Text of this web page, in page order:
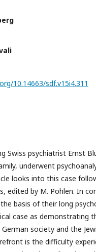
10.14663/sdf.v15i4.311
Swiss psychiatrist Ernst
underwent
looks into this case
edited by M. Pohlen. In
basis of their long
case as demonstrating
society and the
is the difficulty